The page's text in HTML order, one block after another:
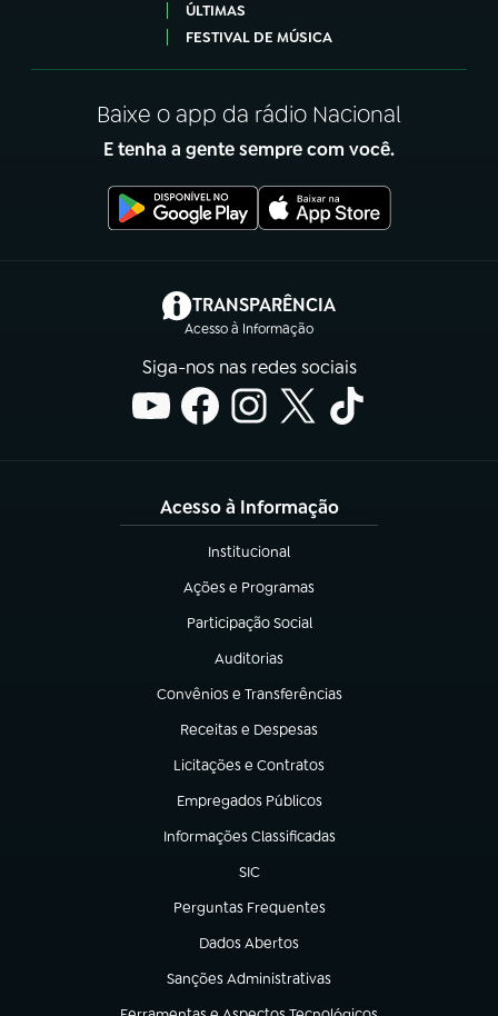
ÚLTIMAS
FESTIVAL DE MÚSICA
Baixe o app da rádio Nacional
E tenha a gente sempre com você.
TRANSPARÊNCIA
Acesso à Informação
(abre em nova aba)
Siga-nos nas redes sociais
Acesso à Informação
Institucional
(abre em nova aba)
Ações e Programas
(abre em nova aba)
Participação Social
(abre em nova aba)
Auditorias
(abre em nova aba)
Convênios e Transferências
(abre em nova aba)
Receitas e Despesas
(abre em nova aba)
Licitações e Contratos
(abre em nova aba)
Empregados Públicos
(abre em nova aba)
Informações Classificadas
(abre em nova aba)
SIC
(abre em nova aba)
Perguntas Frequentes
(abre em nova aba)
Dados Abertos
(abre em nova aba)
Sanções Administrativas
(abre em nova aba)